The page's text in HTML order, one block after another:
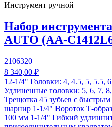
Инструмент ручной
Набор
AUTO (AA-
2106320
8 340,00 ₽
12-1/4" Головки: 4, 4.5, 5, 5.5,
Удлиненные головки: 5, 6, 7,
Трещотка 45 зубьев с
шарнир 1-1/4" Вороток Т-
100 мм 1-1/4" Гибкий